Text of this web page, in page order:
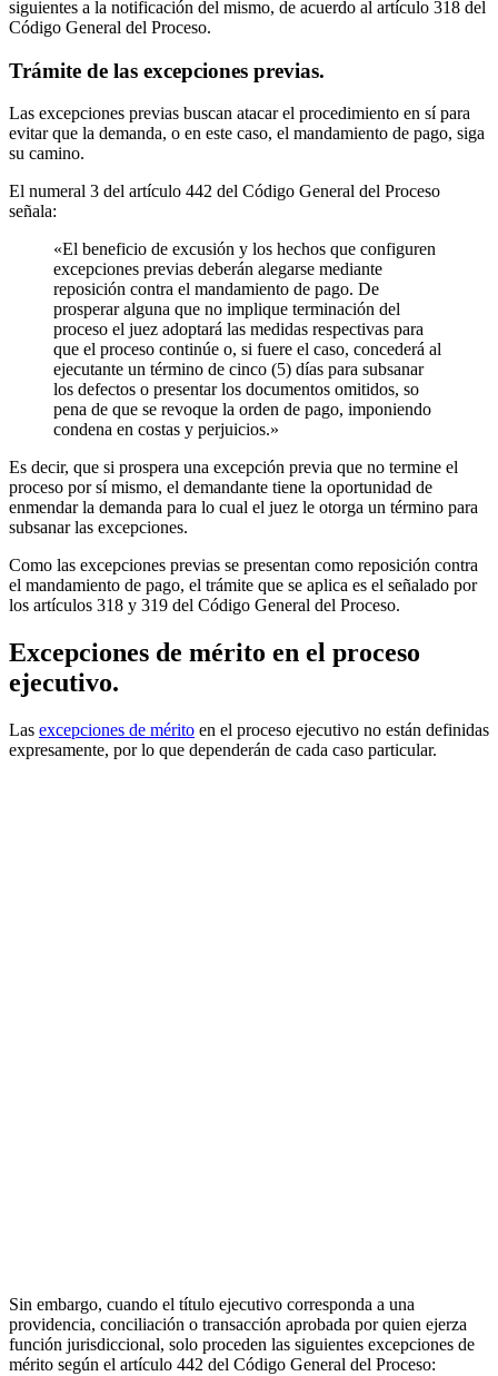
siguientes a la notificación del mismo, de acuerdo al artículo 318 del
Código General del Proceso.
Trámite de las excepciones previas.
Las excepciones previas buscan atacar el procedimiento en sí para
evitar que la demanda, o en este caso, el mandamiento de pago, siga
su camino.
El numeral 3 del artículo 442 del Código General del Proceso
señala:
«El beneficio de excusión y los hechos que configuren
excepciones previas deberán alegarse mediante
reposición contra el mandamiento de pago. De
prosperar alguna que no implique terminación del
proceso el juez adoptará las medidas respectivas para
que el proceso continúe o, si fuere el caso, concederá al
ejecutante un término de cinco (5) días para subsanar
los defectos o presentar los documentos omitidos, so
pena de que se revoque la orden de pago, imponiendo
condena en costas y perjuicios.»
Es decir, que si prospera una excepción previa que no termine el
proceso por sí mismo, el demandante tiene la oportunidad de
enmendar la demanda para lo cual el juez le otorga un término para
subsanar las excepciones.
Como las excepciones previas se presentan como reposición contra
el mandamiento de pago, el trámite que se aplica es el señalado por
los artículos 318 y 319 del Código General del Proceso.
Excepciones de mérito en el proceso
ejecutivo.
Las excepciones de mérito en el proceso ejecutivo no están definidas
expresamente, por lo que dependerán de cada caso particular.
Sin embargo, cuando el título ejecutivo corresponda a una
providencia, conciliación o transacción aprobada por quien ejerza
función jurisdiccional, solo proceden las siguientes excepciones de
mérito según el artículo 442 del Código General del Proceso: